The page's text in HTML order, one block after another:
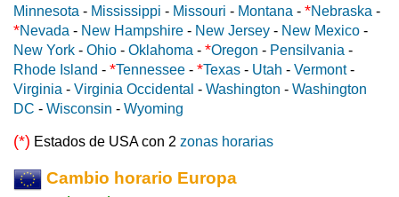
Minnesota - Mississippi - Missouri - Montana - *Nebraska -
*Nevada - New Hampshire - New Jersey - New Mexico -
New York - Ohio - Oklahoma - *Oregon - Pensilvania -
Rhode Island - *Tennessee - *Texas - Utah - Vermont-
Virginia - Virginia Occidental - Washington - Washington
DC - Wisconsin - Wyoming
(*) Estados de USA con 2 zonas horarias
Cambio horario Europa